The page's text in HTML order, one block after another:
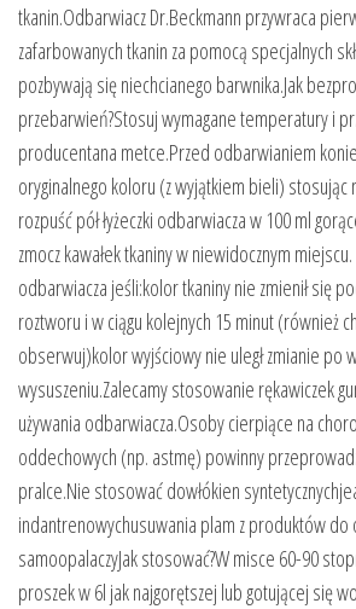
tkanin.Odbarwiacz Dr.Beckmann przywraca
zafarbowanych tkanin za pomocą specjalnych
pozbywają się niechcianego barwnika.Jak
przebarwień?Stosuj wymagane temperatury i
producentana metce.Przed odbarwianiem
oryginalnego koloru (z wyjątkiem bieli) stosując
rozpuść pół łyżeczki odbarwiacza w 100 ml
zmocz kawałek tkaniny w niewidocznym
odbarwiacza jeśli:kolor tkaniny nie zmienił się
roztworu i w ciągu kolejnych 15 minut (również
obserwuj)kolor wyjściowy nie uległ zmianie po
wysuszeniu.Zalecamy stosowanie rękawiczek
używania odbarwiacza.Osoby cierpiące na
oddechowych (np. astmę) powinny
pralce.Nie stosować dowłókien
indantrenowychusuwania plam z produktów do
samoopalaczyJak stosować?W misce 60-90
proszek w 6l jak najgorętszej lub gotującej się